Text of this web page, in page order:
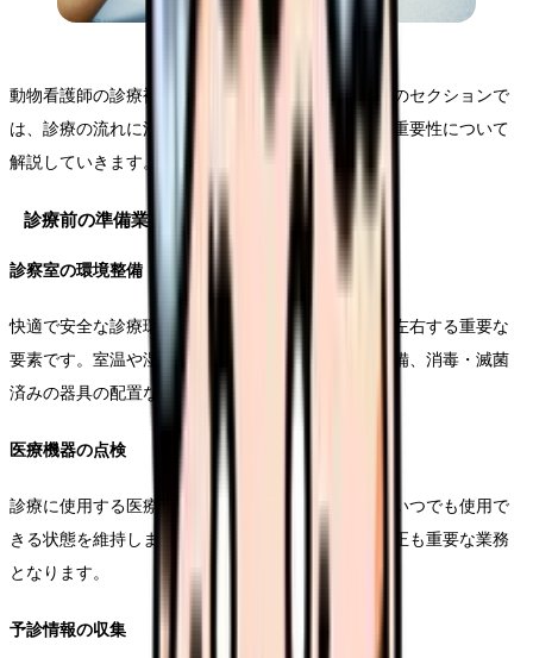
動物看護師の診療補助業務は多岐にわたります。このセクションで
は、診療の流れに沿って、具体的な業務内容とその重要性について
解説していきます。
診療前の準備業務
診察室の環境整備
快適で安全な診療環境を整えることは、診療の質を左右する重要な
要素です。室温や湿度の管理、必要な医療機器の準備、消毒・滅菌
済みの器具の配置などを適切に行います。
医療機器の点検
診療に使用する医療機器の動作確認と清掃を行い、いつでも使用で
きる状態を維持します。定期的なメンテナンスと校正も重要な業務
となります。
予診情報の収集